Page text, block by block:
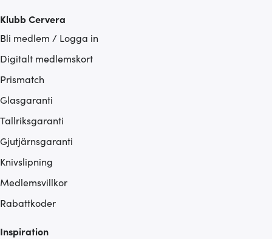
Klubb Cervera
Bli medlem / Logga in
Digitalt medlemskort
Prismatch
Glasgaranti
Tallriksgaranti
Gjutjärnsgaranti
Knivslipning
Medlemsvillkor
Rabattkoder
Inspiration